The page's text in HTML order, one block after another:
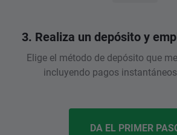
3. Realiza un depósito y
Elige el método de depósito que
incluyendo pagos
DA EL PRIMER